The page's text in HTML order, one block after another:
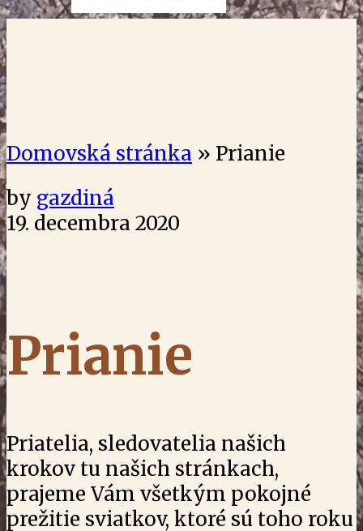
Domovská stránka » Prianie
by gazdiná
19. decembra 2020
Prianie
Priatelia, sledovatelia našich
krokov tu našich stránkach,
prajeme Vám všetkým pokojné
prežitie sviatkov, ktoré sú toho roku